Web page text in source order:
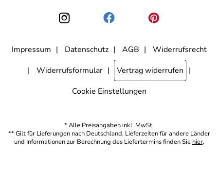
den Link "Abmelden" am Ende des Newsletters anklicke. Die
Datenschutzerklärung
habe ich zur Kenntnis genommen.
Impressum Datenschutz AGB
Widerrufsrecht
Widerrufsformular
Vertrag widerrufen
Cookie Einstellungen
* Alle Preisangaben inkl. MwSt.
** Gilt für Lieferungen nach Deutschland. Lieferzeiten für andere Länder
und Informationen zur Berechnung des Liefertermins finden Sie hier.